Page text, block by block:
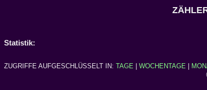
Statistik:
ZUGRIFFE AUFGESCHLÜSSELT IN: TAGE WOCHENTAGE